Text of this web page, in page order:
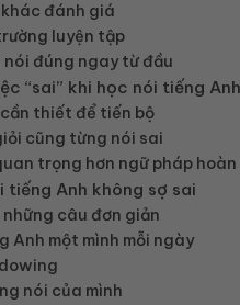
khác đánh giá
luyện tập
nói đúng ngay từ đầu
“sai” khi học nói tiếng Anh
thiết để tiến bộ
cũng từng nói sai
trọng hơn ngữ pháp hoàn
tiếng Anh không sợ sai
câu đơn giản
Anh một mình mỗi ngày
nói của mình